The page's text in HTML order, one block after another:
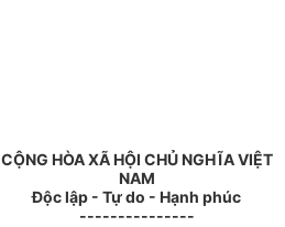
CỘNG HÒA XÃ HỘI CHỦ NGHĨA VIỆT
NAM
Độc lập - Tự do - Hạnh phúc
---------------